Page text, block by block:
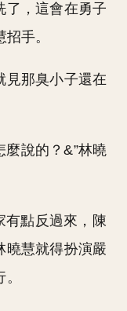
了，這會在勇子
手。
見那臭小子還在
麼說的？&”林曉
有點反過來，陳
曉慧就得扮演嚴